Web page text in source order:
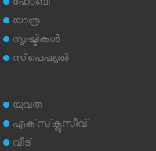
ഹോബി
യാത്ര
സൃഷ്ടികള്‍
സ്‌പെഷ്യല്‍
യുവത
എക്‌സ്‌ക്ലൂസീവ്
വീട്